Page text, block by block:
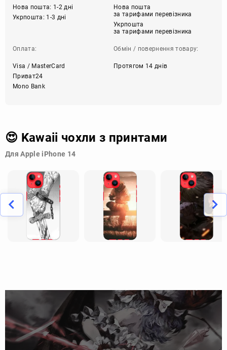
Нова пошта: 1-2 дні
Укрпошта: 1-3 дні
Нова пошта
за тарифами перевізника
Укрпошта
за тарифами перевізника
Оплата:
Visa / MasterCard
Приват24
Mono Bank
Обмін / повернення товару:
Протягом 14 днів
😍 Kawaii чохли з принтами
Для Apple iPhone 14